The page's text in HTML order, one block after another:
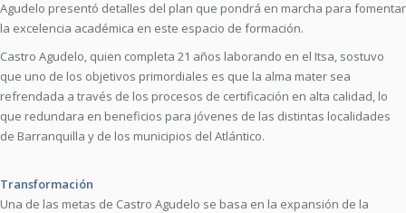
Agudelo presentó detalles del plan que pondrá en marcha para fomentar
la excelencia académica en este espacio de formación.
Castro Agudelo, quien completa 21 años laborando en el Itsa, sostuvo
que uno de los objetivos primordiales es que la alma mater sea
refrendada a través de los procesos de certificación en alta calidad, lo
que redundara en beneficios para jóvenes de las distintas localidades
de Barranquilla y de los municipios del Atlántico.
Transformación
Una de las metas de Castro Agudelo se basa en la expansión de la